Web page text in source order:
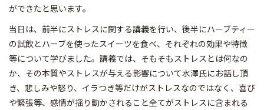
ができたと思います。
当日は、前半にストレスに関する講義を行い、後半にハーブティー
の試飲とハーブを使ったスイーツを食べ、それぞれの効果や特徴
等について学びました。講義では、そもそもストレスとは何なの
か、その本質やストレスが与える影響について水澤氏にお話し頂
き、悲しみや怒り、イラつき等だけがストレスなのではなく、喜び
や緊張等、感情が揺り動かされること全てがストレスに含まれる